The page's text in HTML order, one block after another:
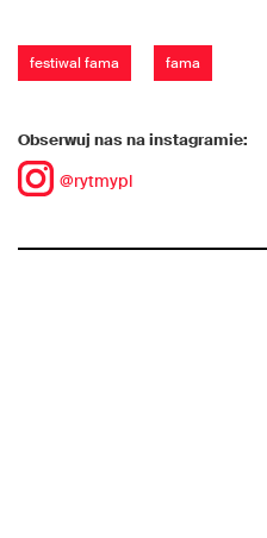
festiwal fama fama
Obserwuj nas na instagramie:
@rytmypl